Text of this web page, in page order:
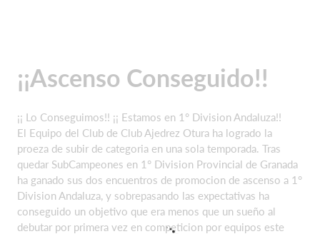
¡¡Ascenso Conseguido!!
¡¡ Lo Conseguimos!! ¡¡ Estamos en 1° Division Andaluza!!
El Equipo del Club de Club Ajedrez Otura ha logrado la
proeza de subir de categoria en una sola temporada. Tras
quedar SubCampeones en 1° Division Provincial de Granada
ha ganado sus dos encuentros de promocion de ascenso a 1°
Division Andaluza, y sobrepasando las expectativas ha
conseguido un objetivo que era menos que un sueño al
debutar por primera vez en competicion por equipos este